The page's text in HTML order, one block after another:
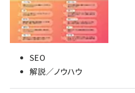
SEO
解説／ノウハウ